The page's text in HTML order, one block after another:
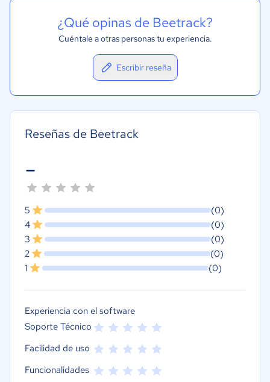
¿Qué opinas de Beetrack?
Cuéntale a otras personas tu experiencia.
Escribir reseña
Reseñas de Beetrack
-
5
(0)
4
(0)
3
(0)
2
(0)
1
(0)
Experiencia con el software
Soporte Técnico
Facilidad de uso
Funcionalidades